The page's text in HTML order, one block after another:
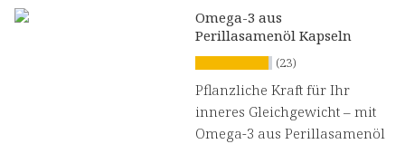
Omega-3 aus
Perillasamenöl Kapseln
(23)
Pflanzliche Kraft für Ihr
inneres Gleichgewicht – mit
Omega-3 aus Perillasamenöl